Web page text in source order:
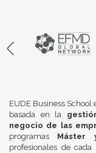
EUDE Business
basada en la
negocio de las
programas Máster
profesionales de